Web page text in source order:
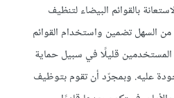
بالقوائم البيضاء لتنظيف
السهل تضمين واستخدام القوائم
المستخدمين قليلًا في سبيل حماية
عليه. وبمجرّد أن تقوم بتوظيف